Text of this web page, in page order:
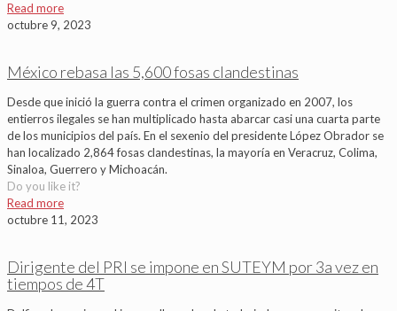
Read more
octubre 9, 2023
México rebasa las 5,600 fosas clandestinas
Desde que inició la guerra contra el crimen organizado en 2007, los
entierros ilegales se han multiplicado hasta abarcar casi una cuarta parte
de los municipios del país. En el sexenio del presidente López Obrador se
han localizado 2,864 fosas clandestinas, la mayoría en Veracruz, Colima,
Sinaloa, Guerrero y Michoacán.
Do you like it?
Read more
octubre 11, 2023
Dirigente del PRI se impone en SUTEYM por 3a vez en
tiempos de 4T